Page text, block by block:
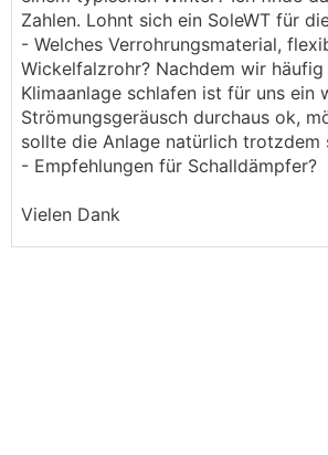
Zahlen. Lohnt sich ein SoleWT für
- Welches Verrohrungsmaterial,
Wickelfalzrohr? Nachdem wir
Klimaanlage schlafen ist für uns ein
Strömungsgeräusch durchaus ok,
sollte die Anlage natürlich trotzdem
- Empfehlungen für Schalldämpfer?
Vielen Dank